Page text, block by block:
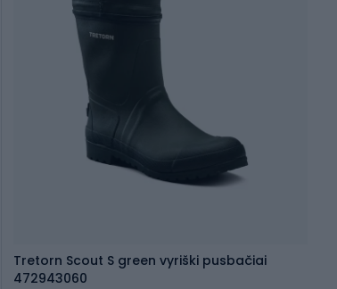
Tretorn Scout S green vyriški pusbačiai
472943060